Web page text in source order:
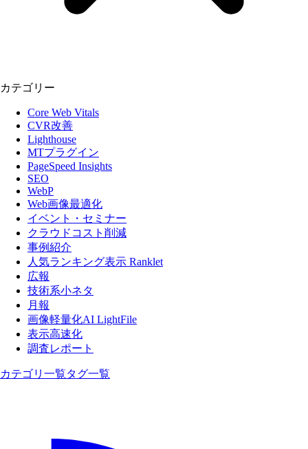
カテゴリー
Core Web Vitals
CVR改善
Lighthouse
MTプラグイン
PageSpeed Insights
SEO
WebP
Web画像最適化
イベント・セミナー
クラウドコスト削減
事例紹介
人気ランキング表示 Ranklet
広報
技術系小ネタ
月報
画像軽量化AI LightFile
表示高速化
調査レポート
カテゴリ一覧タグ一覧